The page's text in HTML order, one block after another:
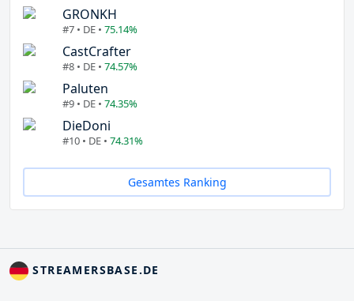
GRONKH
#7 • DE • 75.14%
CastCrafter
#8 • DE • 74.57%
Paluten
#9 • DE • 74.35%
DieDoni
#10 • DE • 74.31%
Gesamtes Ranking
STREAMERSBASE.DE